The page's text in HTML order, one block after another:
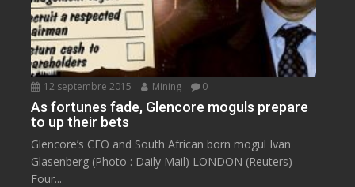
12 septembre 2015 Mining 0
As fortunes fade, Glencore moguls prepare
to up their bets
Glencore’s CEO and South African born mogul Ivan
Glasenberg (Photo : Daily Mail) LONDON (Reuters) –
Four...